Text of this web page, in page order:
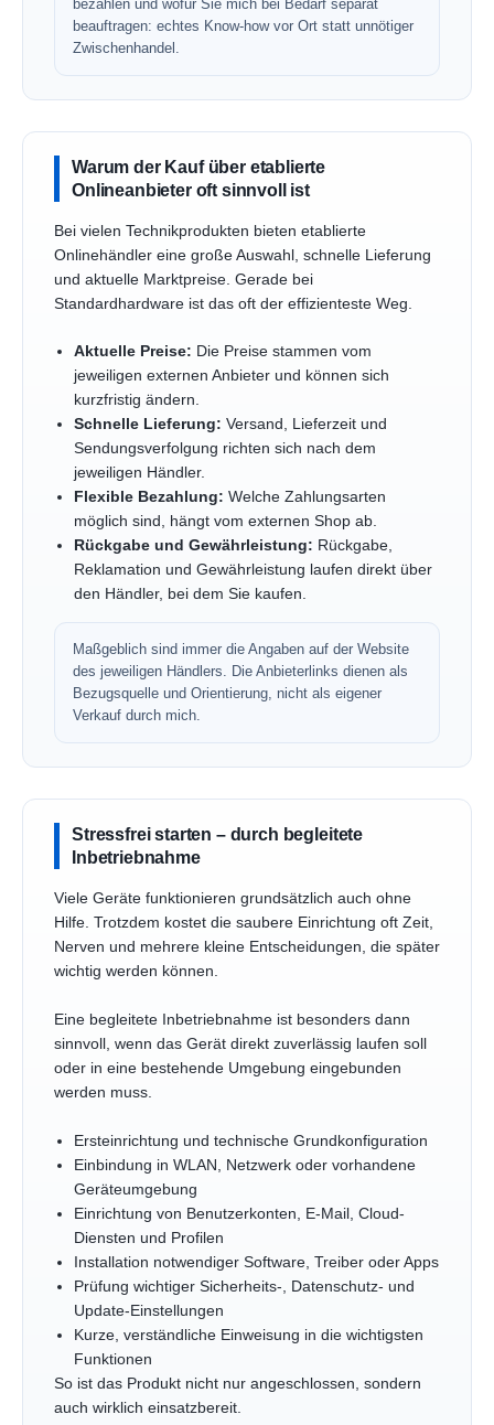
bezahlen und wofür Sie mich bei Bedarf separat
beauftragen: echtes Know-how vor Ort statt unnötiger
Zwischenhandel.
Warum der Kauf über etablierte
Onlineanbieter oft sinnvoll ist
Bei vielen Technikprodukten bieten etablierte
Onlinehändler eine große Auswahl, schnelle Lieferung
und aktuelle Marktpreise. Gerade bei
Standardhardware ist das oft der effizienteste Weg.
Aktuelle Preise: Die Preise stammen vom
jeweiligen externen Anbieter und können sich
kurzfristig ändern.
Schnelle Lieferung: Versand, Lieferzeit und
Sendungsverfolgung richten sich nach dem
jeweiligen Händler.
Flexible Bezahlung: Welche Zahlungsarten
möglich sind, hängt vom externen Shop ab.
Rückgabe und Gewährleistung: Rückgabe,
Reklamation und Gewährleistung laufen direkt über
den Händler, bei dem Sie kaufen.
Maßgeblich sind immer die Angaben auf der Website
des jeweiligen Händlers. Die Anbieterlinks dienen als
Bezugsquelle und Orientierung, nicht als eigener
Verkauf durch mich.
Stressfrei starten – durch begleitete
Inbetriebnahme
Viele Geräte funktionieren grundsätzlich auch ohne
Hilfe. Trotzdem kostet die saubere Einrichtung oft Zeit,
Nerven und mehrere kleine Entscheidungen, die später
wichtig werden können.
Eine begleitete Inbetriebnahme ist besonders dann
sinnvoll, wenn das Gerät direkt zuverlässig laufen soll
oder in eine bestehende Umgebung eingebunden
werden muss.
Ersteinrichtung und technische Grundkonfiguration
Einbindung in WLAN, Netzwerk oder vorhandene
Geräteumgebung
Einrichtung von Benutzerkonten, E-Mail, Cloud-
Diensten und Profilen
Installation notwendiger Software, Treiber oder Apps
Prüfung wichtiger Sicherheits-, Datenschutz- und
Update-Einstellungen
Kurze, verständliche Einweisung in die wichtigsten
Funktionen
So ist das Produkt nicht nur angeschlossen, sondern
auch wirklich einsatzbereit.